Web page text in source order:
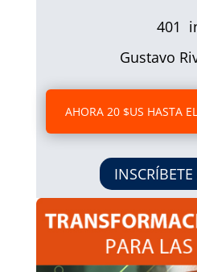
401
Gustavo
AHORA 20 $US HASTA